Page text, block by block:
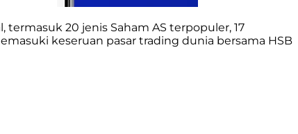
termasuk 20 jenis Saham AS terpopuler, 17
keseruan pasar trading dunia bersama HSB